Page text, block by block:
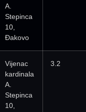
A.
Stepinca
10,
Đakovo
Vijenac
kardinala
A.
Stepinca
10,
3.2